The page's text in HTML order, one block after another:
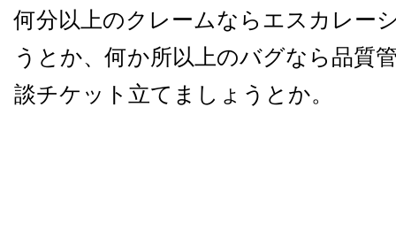
何分以上のクレームならエスカレー
うとか、何か所以上のバグなら品質
談チケット立てましょうとか。